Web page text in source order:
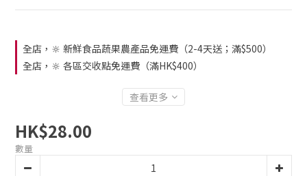
全店，🔆 新鮮食品蔬果農產品免運費（2-4天送；滿$500）
全店，🔆 各區交收點免運費（滿HK$400）
查看更多
HK$28.00
數量